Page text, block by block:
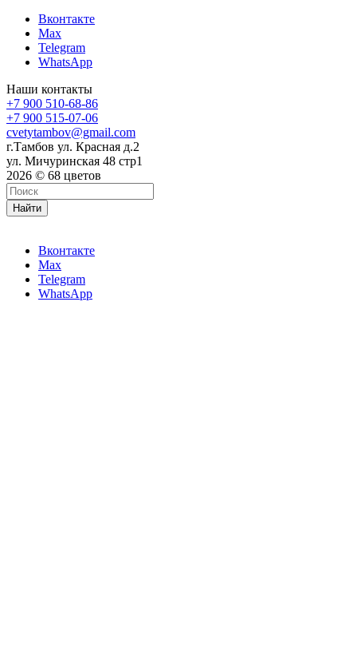
Вконтакте
Max
Telegram
WhatsApp
Наши контакты
+7 900 510-68-86
+7 900 515-07-06
cvetytambov@gmail.com
г.Тамбов ул. Красная д.2
ул. Мичуринская 48 стр1
2026 © 68 цветов
Найти
Вконтакте
Max
Telegram
WhatsApp